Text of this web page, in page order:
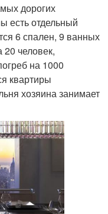
дорогих
есть отдельный
6 спален, 9 ванных
20 человек,
на 1000
квартиры
хозяина занимает